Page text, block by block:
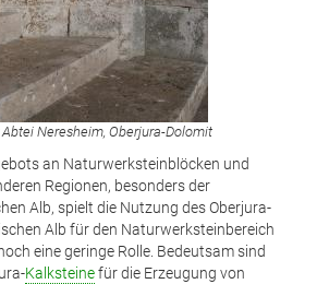
Neresheim, Oberjura-Dolomit
an Naturwerksteinblöcken und
Regionen, besonders der
Alb, spielt die Nutzung des Oberjura-
Alb für den Naturwerksteinbereich
eine geringe Rolle. Bedeutsam sind
Kalksteinefür die Erzeugung von